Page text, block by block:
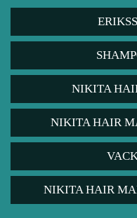
NIKITA
NIKITA HAIR
NIKITA HAIR